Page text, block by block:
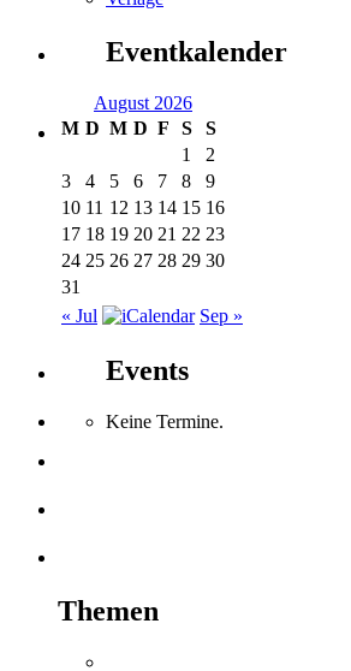
Eventkalender
August 2026
M D M D F S
S
1
2
3
4 5 6 7 8
9
10 11 12 13 14 15 16
17 18 19 20 21 22 23
24 25 26 27 28 29 30
31
« Jul
Sep »
Events
Keine Termine.
Themen